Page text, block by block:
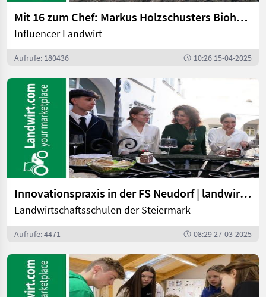
Mit 16 zum Chef: Markus Holzschusters Biohof | landwirt.com
Influencer Landwirt
Aufrufe: 180436 10:26 15-04-2025
Innovationspraxis in der FS Neudorf | landwirt.com
Landwirtschaftsschulen der Steiermark
Aufrufe: 4471 08:29 27-03-2025